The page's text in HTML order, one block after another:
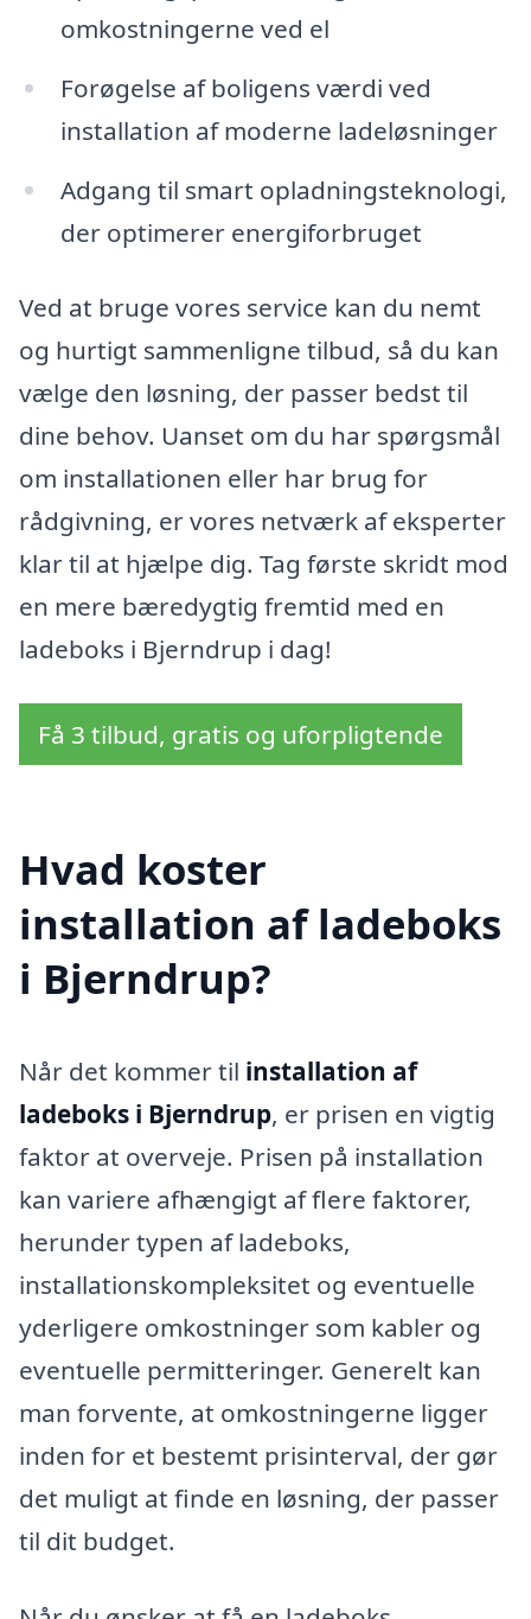
omkostningerne ved el
Forøgelse af boligens værdi ved
installation af moderne ladeløsninger
Adgang til smart opladningsteknologi,
der optimerer energiforbruget
Ved at bruge vores service kan du nemt
og hurtigt sammenligne tilbud, så du kan
vælge den løsning, der passer bedst til
dine behov. Uanset om du har spørgsmål
om installationen eller har brug for
rådgivning, er vores netværk af eksperter
klar til at hjælpe dig. Tag første skridt mod
en mere bæredygtig fremtid med en
ladeboks i Bjerndrup i dag!
Få 3 tilbud, gratis og uforpligtende
Hvad koster
installation af ladeboks
i Bjerndrup?
Når det kommer til installation af
ladeboks i Bjerndrup, er prisen en vigtig
faktor at overveje. Prisen på installation
kan variere afhængigt af flere faktorer,
herunder typen af ladeboks,
installationskompleksitet og eventuelle
yderligere omkostninger som kabler og
eventuelle permitteringer. Generelt kan
man forvente, at omkostningerne ligger
inden for et bestemt prisinterval, der gør
det muligt at finde en løsning, der passer
til dit budget.